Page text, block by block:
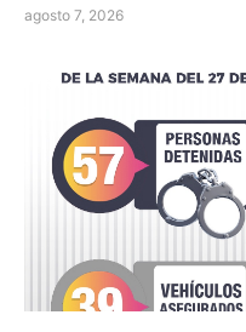
agosto 7, 2026